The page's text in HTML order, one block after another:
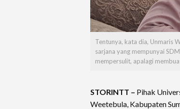
Tentunya, kata dia, Unmaris
sarjana yang mempunyai
mempersulit, apalagi
STORINTT – Pihak
Weetebula, Kabupaten